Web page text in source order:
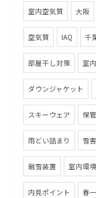
室内空気質 大阪
空気質 IAQ 千
部屋干し対策 室
ダウンジャケット
スキーウェア 保
雨どい詰まり 雪
融雪装置 室内環境
内見ポイント 春